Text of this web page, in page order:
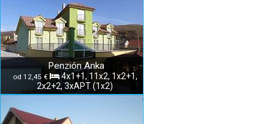
Penzión Anka
od 12,45 €
4x1+1, 11x2, 1x2+1,
2x2+2, 3xAPT (1x2)